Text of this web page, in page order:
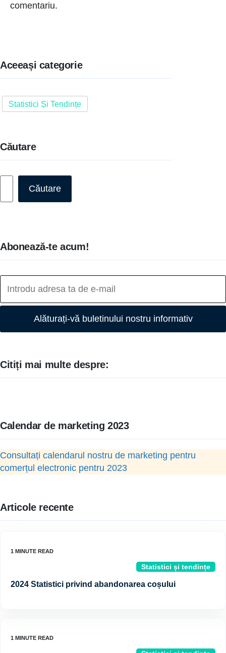
comentariu.
Aceeași categorie
Statistici Și Tendințe
Căutare
Căutare
Abonează-te acum!
Alăturați-vă buletinului nostru informativ
Citiți mai multe despre:
Calendar de marketing 2023
Consultați calendarul nostru de marketing pentru
comerțul electronic pentru 2023
Articole recente
Statistici și tendințe
2024 Statistici privind abandonarea coșului